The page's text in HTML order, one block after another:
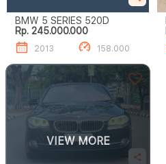
BMW 5 SERIES 520D
Rp. 245.000.000
2013 158.000
VIEW MORE